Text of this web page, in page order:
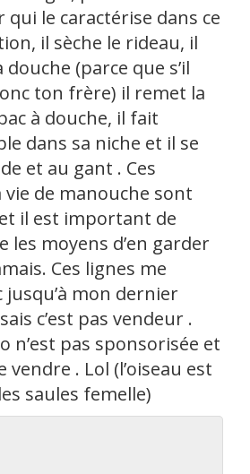
le caractérise dans ce
il sèche le rideau, il
(parce que s’il
ton frère) il remet la
à douche, il fait
dans sa niche et il se
et au gant . Ces
de manouche sont
il est important de
les moyens d’en garder
Ces lignes me
mon dernier
c’est pas vendeur .
n’est pas sponsorisée et
vendre . Lol (l’oiseau est
saules femelle)